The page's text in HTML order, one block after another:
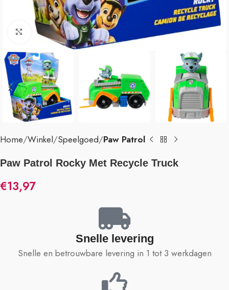
Klik om te vergroten
Home Winkel Speelgoed Paw Patrol
Paw Patrol Rocky Met Recycle Truck
€13,97
Snelle levering
Snelle en betrouwbare levering in 1 tot 3 werkdagen